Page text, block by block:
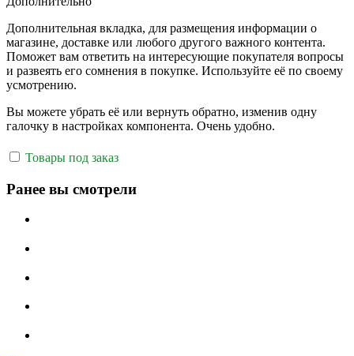
Дополнительная вкладка, для размещения информации о
магазине, доставке или любого другого важного контента.
Поможет вам ответить на интересующие покупателя вопросы
и развеять его сомнения в покупке. Используйте её по своему
усмотрению.
Вы можете убрать её или вернуть обратно, изменив одну
галочку в настройках компонента. Очень удобно.
Товары под заказ
Ранее вы смотрели